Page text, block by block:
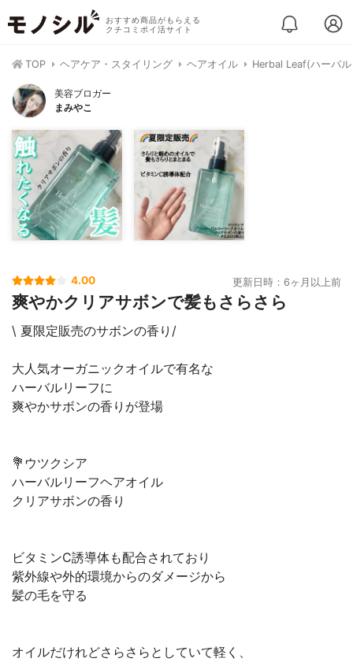
おすすめ商品がもらえる
クチコミポイ活サイト
TOP ヘアケア・スタイリング ヘアオイル Herbal Leaf(ハーバ
美容ブロガー
まみやこ
4.00 更新日時：6ヶ月以上前
爽やかクリアサボンで髪もさらさら
\ 夏限定販売のサボンの香り/
大人気オーガニックオイルで有名な
ハーバルリーフに
爽やかサボンの香りが登場
💐ウツクシア
ハーバルリーフヘアオイル
クリアサボンの香り
ビタミンC誘導体も配合されており
紫外線や外的環境からのダメージから
髪の毛を守る
オイルだけれどさらさらとしていて軽く、